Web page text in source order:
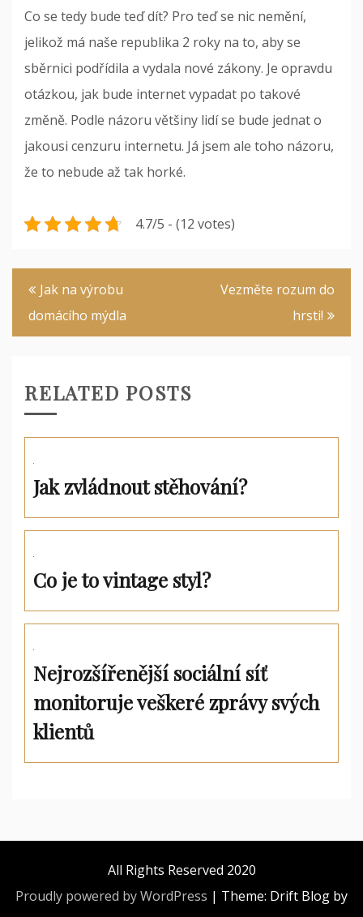
Co se tedy bude teď dít? Pro teď se nic nemění,
jelikož má naše republika 2 roky na to, aby se
sběrnici podřídila a vydala nové zákony. Je opravdu
otázkou, jak bude internet vypadat po takové
změně. Podle názoru většiny lidí se bude jednat o
jakousi cenzuru internetu. Já jsem ale toho názoru,
že to nebude až tak horké.
4.7/5 - (12 votes)
Navigace
pro
příspěvek
Jak na výrobu
domácího mýdla
Vezměte rozum do
hrsti!
RELATED POSTS
Jak zvládnout stěhování?
Co je to vintage styl?
Nejrozšířenější sociální síť
monitoruje veškeré zprávy svých
klientů
All Rights Reserved 2020
Proudly powered by WordPress | Theme: Drift Blog by